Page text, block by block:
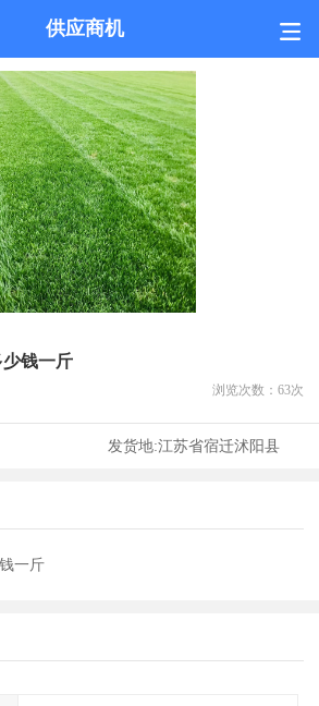
供应商机
钱一斤
浏览次数： 63次
发货地:江苏省宿迁沭阳县
一斤